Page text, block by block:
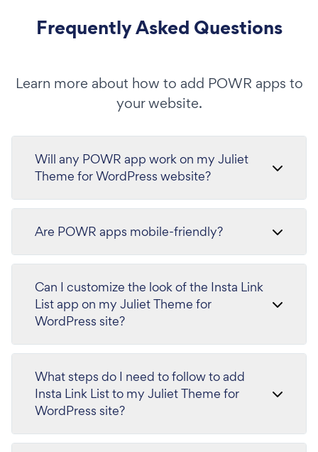
Frequently Asked Questions
Learn more about how to add POWR apps to
your website.
Will any POWR app work on my Juliet
Theme for WordPress website?
Are POWR apps mobile-friendly?
Can I customize the look of the Insta Link
List app on my Juliet Theme for
WordPress site?
What steps do I need to follow to add
Insta Link List to my Juliet Theme for
WordPress site?